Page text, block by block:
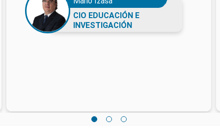
CIO EDUCACIÓN E
INVESTIGACIÓN